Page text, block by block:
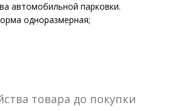
автомобильной парковки.
одноразмерная;
товара до покупки